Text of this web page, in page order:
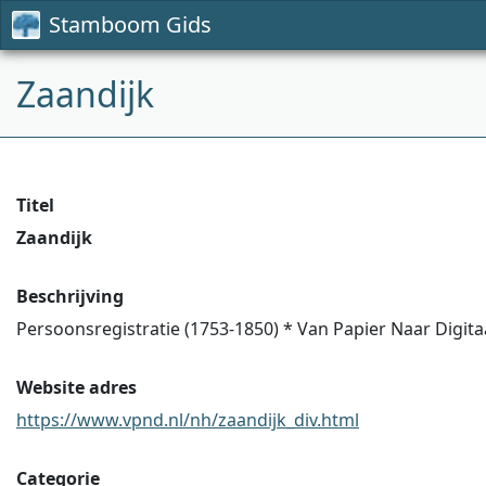
Stamboom Gids
Zaandijk
Titel
Zaandijk
Beschrijving
Persoonsregistratie (1753-1850) * Van Papier Naar
Website adres
https://www.vpnd.nl/nh/zaandijk_div.html
Categorie